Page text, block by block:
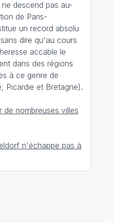
ne descend pas au-
de Paris-
un record absolu
dire qu'au cours
accable le
dans des régions
à ce genre de
Picardie et Bretagne).
de nombreuses villes
n'échappe pas à